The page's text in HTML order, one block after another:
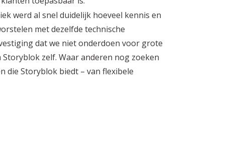
werd al snel duidelijk hoeveel kennis en
met dezelfde technische
dat we niet onderdoen voor grote
zelf. Waar anderen nog zoeken
die Storyblok biedt – van flexibele